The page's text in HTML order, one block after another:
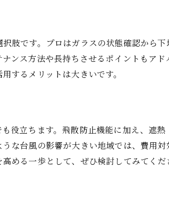
ープを使った台風対策の実際
ィルム代用品のメリットと注意点
緊急対応に使えるアイテム解説
ためのDIY対策ポイント解説
ィルムDIY施工の基本手順を紹介
る台風対策のポイント解説
肢です。プロはガラスの状態確認から
ンス方法や長持ちさせるポイントもア
するメリットは大きいです。
役立ちます。飛散防止機能に加え、遮
な台風の影響が大きい地域では、費用
める一歩として、ぜひ検討してみてくだ